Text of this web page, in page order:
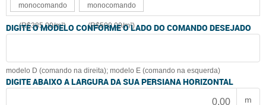
monocomando
(R$385,00/m²)
monocomando
(R$500,00/m²)
DIGITE O MODELO CONFORME O LADO DO COMANDO DESEJADO
modelo D (comando na direita); modelo E (comando na esquerda)
DIGITE ABAIXO A LARGURA DA SUA PERSIANA HORIZONTAL
m